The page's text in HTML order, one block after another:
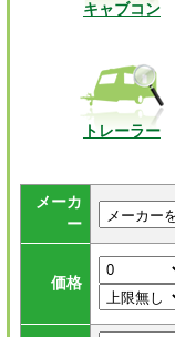
キャブコン
トレーラー
メーカ
ー
価格